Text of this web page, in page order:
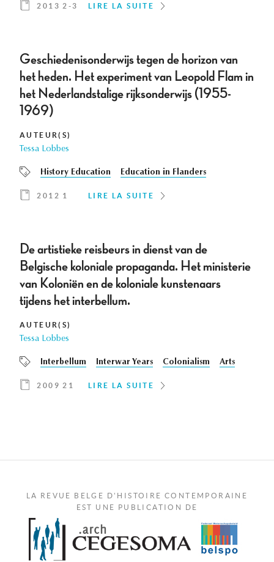
2013 2-3 LIRE LA SUITE
Geschiedenisonderwijs tegen de horizon van
het heden. Het experiment van Leopold Flam in
het Nederlandstalige rijksonderwijs (1955-
1969)
AUTEUR(S)
Tessa Lobbes
History Education Education in Flanders
2012 1 LIRE LA SUITE
De artistieke reisbeurs in dienst van de
Belgische koloniale propaganda. Het ministerie
van Koloniën en de koloniale kunstenaars
tijdens het interbellum.
AUTEUR(S)
Tessa Lobbes
Interbellum Interwar Years Colonialism Arts
2009 21 LIRE LA SUITE
LA REVUE BELGE D'HISTOIRE CONTEMPORAINE
EST UNE PUBLICATION DE